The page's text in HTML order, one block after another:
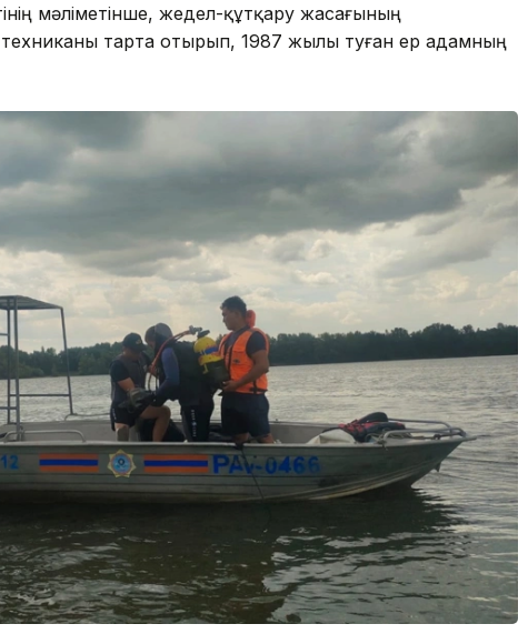
мәліметінше, жедел-құтқару жасағының
техниканы тарта отырып, 1987 жылы туған ер адамның